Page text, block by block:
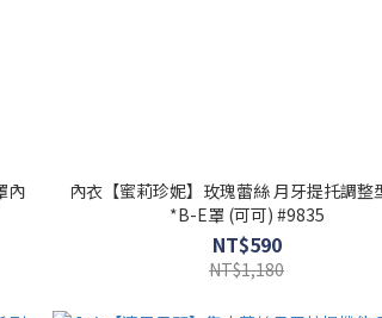
內
內衣【蜜莉珍妮】玫瑰蕾絲 月牙提托調整
*B-E罩 (可可) #9835
NT$590
NT$1,180